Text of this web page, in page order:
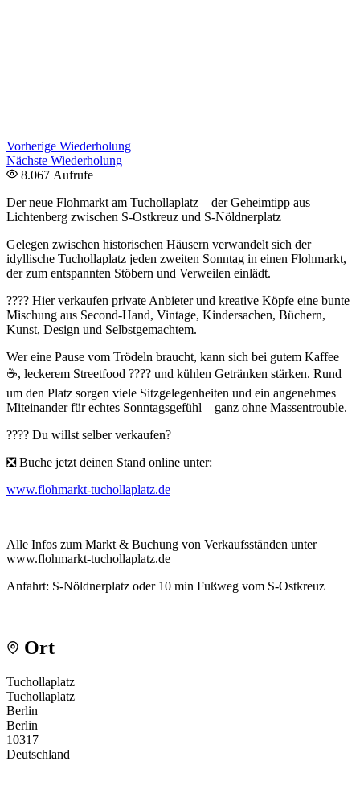
Vorherige Wiederholung
Nächste Wiederholung
8.067 Aufrufe
Der neue Flohmarkt am Tuchollaplatz – der Geheimtipp aus
Lichtenberg zwischen S-Ostkreuz und S-Nöldnerplatz
Gelegen zwischen historischen Häusern verwandelt sich der
idyllische Tuchollaplatz jeden zweiten Sonntag in einen Flohmarkt,
der zum entspannten Stöbern und Verweilen einlädt.
???? Hier verkaufen private Anbieter und kreative Köpfe eine bunte
Mischung aus Second-Hand, Vintage, Kindersachen, Büchern,
Kunst, Design und Selbstgemachtem.
Wer eine Pause vom Trödeln braucht, kann sich bei gutem Kaffee
☕, leckerem Streetfood ???? und kühlen Getränken stärken. Rund
um den Platz sorgen viele Sitzgelegenheiten und ein angenehmes
Miteinander für echtes Sonntagsgefühl – ganz ohne Massentrouble.
???? Du willst selber verkaufen?
❎ Buche jetzt deinen Stand online unter:
www.flohmarkt-tuchollaplatz.de
Alle Infos zum Markt & Buchung von Verkaufsständen unter
www.flohmarkt-tuchollaplatz.de
Anfahrt: S-Nöldnerplatz oder 10 min Fußweg vom S-Ostkreuz
Ort
Tuchollaplatz
Tuchollaplatz
Berlin
Berlin
10317
Deutschland